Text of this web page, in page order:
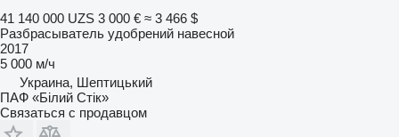
41 140 000 UZS 3 000 € ≈ 3 466 $
Разбрасыватель удобрений навесной
2017
5 000 м/ч
Украина, Шептицький
ПАФ «Білий Стік»
Связаться с продавцом